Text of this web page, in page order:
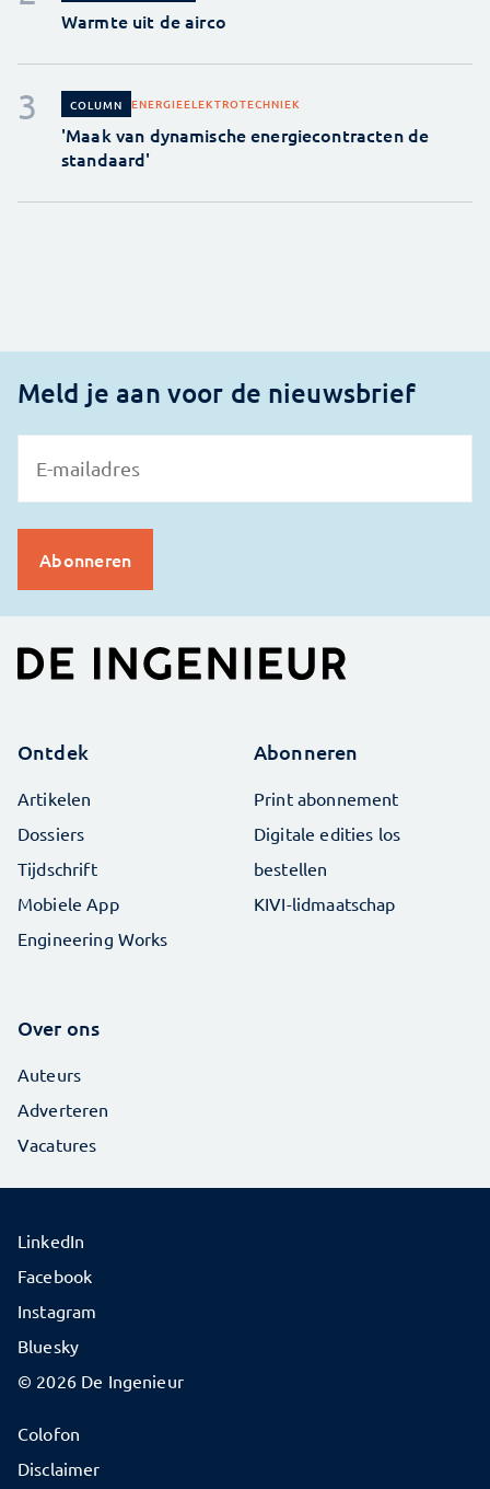
Warmte uit de airco
COLUMN ENERGIEELEKTROTECHNIEK
'Maak van dynamische energiecontracten de
standaard'
Meld je aan voor de nieuwsbrief
Ontdek
Artikelen
Dossiers
Tijdschrift
Mobiele App
Engineering Works
Abonneren
Print abonnement
Digitale edities los
bestellen
KIVI-lidmaatschap
Over ons
Auteurs
Adverteren
Vacatures
© 2026 De Ingenieur
Colofon
Disclaimer
LinkedIn
Facebook
Instagram
Bluesky